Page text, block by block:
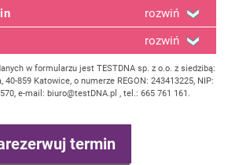
rozwiń
rozwiń
w formularzu jest TESTDNA sp. z o.o. z siedzibą:
859 Katowice, o numerze REGON: 243413225, NIP:
e-mail: biuro@testDNA.pl , tel.: 665 761 161.